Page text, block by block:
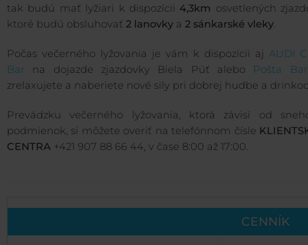
tak budú mať lyžiari k dispozícii 4,3km osvetlených
ktoré budú obsluhovať 2 lanovky a 2 sánkarské vleky.
Počas večerného lyžovania je vám k dispozícii aj AUDI
Bar na dojazde zjazdovky Biela Púť alebo Pošta Bar
zrelaxujete a naberiete nové sily pri dobrej hudbe a
Prevádzku večerného lyžovania, ktorá závisí od
podmienok, si môžete overiť na telefónnom čísle
CENTRA +421 907 88 66 44, v čase 8:00 až 17:00.
CENNÍK